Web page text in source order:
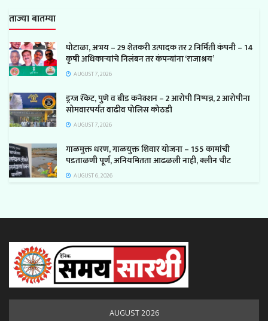
ताज्या बातम्या
घोटाळा, अभय – 29 शेतकरी उत्पादक तर 2 निर्मिती कंपनी – 14
कृषी अधिकाऱ्यांचे निलंबन तर कंपन्यांना ‘राजाश्रय’
AUGUST 7, 2026
ड्रग्ज रॅकेट, पुणे व बीड कनेक्शन – 2 आरोपी निष्पन्न, 2 आरोपीना
सोमवारपर्यंत वाढीव पोलिस कोठडी
AUGUST 7, 2026
गाळमुक्त धरण, गाळयुक्त शिवार योजना – 155 कामांची
पडताळणी पूर्ण, अनियमितता आढळली नाही, क्लीन चीट
AUGUST 6, 2026
AUGUST 2026